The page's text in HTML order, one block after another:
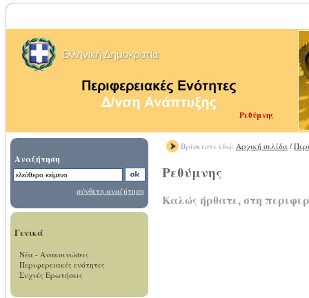
Ρεθύμνης
Αναζήτηση
σύνθετη αναζήτηση
Γενικά
Νέα - Ανακοινώσεις
Περιφερειακές ενότητες
Συχνές Ερωτήσεις
Βρίσκεστε εδώ: Αρχική σελίδα /
Ρεθύμνης
Καλώς ήρθατε, στη